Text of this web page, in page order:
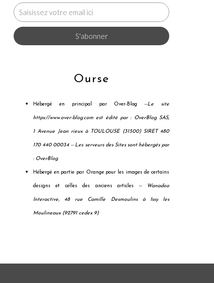
Ourse
Hébergé en principal par Over-Blog --Le site
https://www.over-blog.com est édité par : OverBlog SAS,
1 Avenue Jean rieux à TOULOUSE (31500) SIRET 480
170 440 00034 -- Les serveurs des Sites sont hébergés par
: OverBlog
Hébergé en partie par Orange pour les images de certains
designs et celles des anciens articles -- Wanadoo
Interactive, 48 rue Camille Desmoulins à Issy les
Moulineaux (92791 cedex 9)